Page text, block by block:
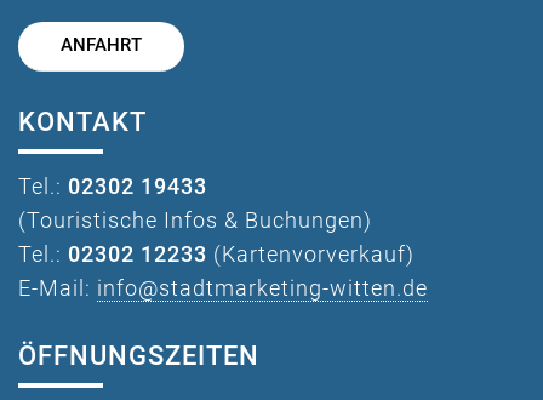
ANFAHRT
KONTAKT
Tel.: 02302 19433
(Touristische Infos & Buchungen)
Tel.: 02302 12233 (Kartenvorverkauf)
E-Mail: info@stadtmarketing-witten.de
ÖFFNUNGSZEITEN